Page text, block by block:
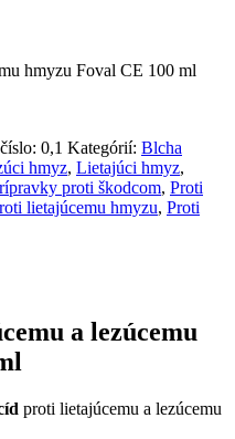
hmyzu Foval CE 100 ml
0,1 Kategórií: Blcha
hmyz, Lietajúci hmyz,
proti škodcom, Proti
lietajúcemu hmyzu, Proti
a lezúcemu
proti lietajúcemu a lezúcemu